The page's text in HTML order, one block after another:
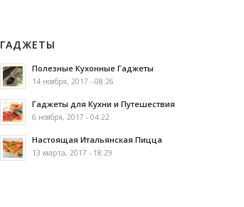
ГАДЖЕТЫ
Полезные Кухонные Гаджеты
14 ноября, 2017 - 08:26
Гаджеты для Кухни и Путешествия
6 ноября, 2017 - 04:22
Настоящая Итальянская Пицца
13 марта, 2017 - 18:29